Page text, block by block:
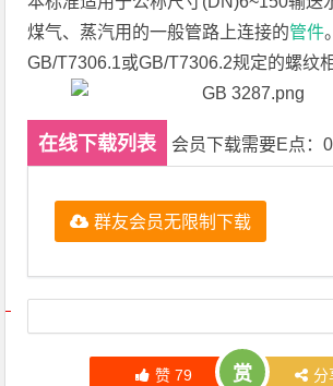
煤气、蒸汽用的一般管路上连接的管件
GB/T7306.1或GB/T7306.2规定的螺纹
在线下载列表 会员下载需要E点：0
群友会员无限制下载
文章导航
赞 79 赏 分